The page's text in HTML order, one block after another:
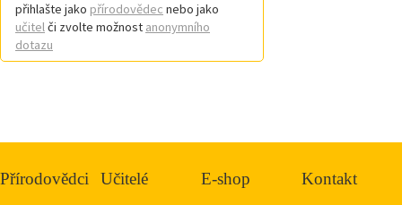
přihlašte jako přírodovědec nebo jako
učitelči zvolte možnost anonymního
dotazu
Přírodovědci Učitelé E-shop Kontakt